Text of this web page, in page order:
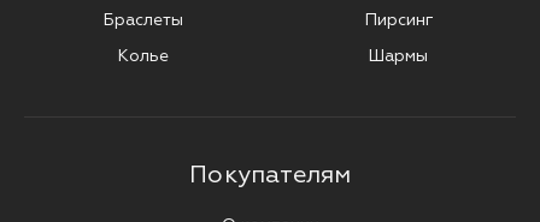
Браслеты
Колье
Пирсинг
Шармы
Покупателям